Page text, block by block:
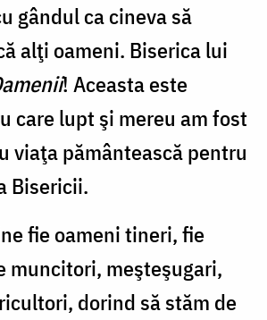
gândul ca cineva să
alţi oameni. Biserica lui
! Aceasta este
care lupt şi mereu am fost
viaţa pământească pentru
Bisericii.
fie oameni tineri, fie
muncitori, meşteşugari,
dorind să stăm de